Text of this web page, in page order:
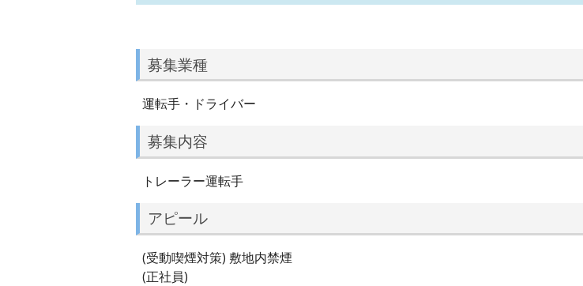
募集業種
運転手・ドライバー
募集内容
トレーラー運転手
アピール
(受動喫煙対策) 敷地内禁煙
(正社員)